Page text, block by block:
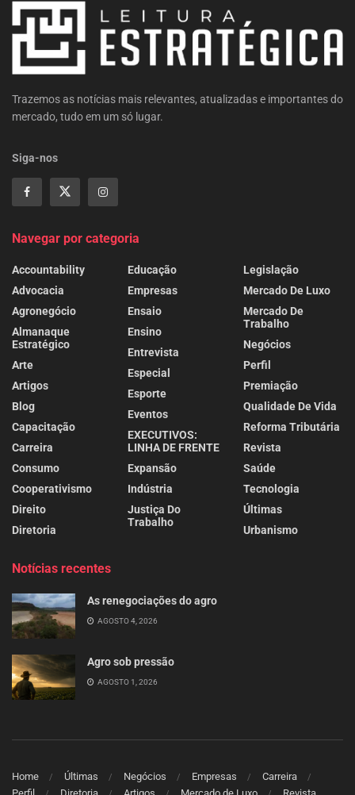
Trazemos as notícias mais relevantes, atualizadas e importantes do
mercado, tudo em um só lugar.
Siga-nos
Navegar por categoria
Accountability
Advocacia
Agronegócio
Almanaque
Estratégico
Arte
Artigos
Blog
Capacitação
Carreira
Consumo
Cooperativismo
Direito
Diretoria
Educação
Empresas
Ensaio
Ensino
Entrevista
Especial
Esporte
Eventos
EXECUTIVOS:
LINHA DE FRENTE
Expansão
Indústria
Justiça Do
Trabalho
Legislação
Mercado De Luxo
Mercado De
Trabalho
Negócios
Perfil
Premiação
Qualidade De Vida
Reforma Tributária
Revista
Saúde
Tecnologia
Últimas
Urbanismo
Notícias recentes
As renegociações do agro
AGOSTO 4, 2026
Agro sob pressão
AGOSTO 1, 2026
Home Últimas Negócios Empresas
Carreira